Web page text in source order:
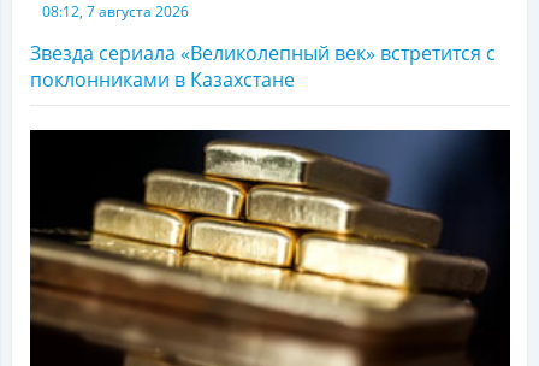
08:12, 7 августа 2026
Звезда сериала «Великолепный век» встретится с
поклонниками в Казахстане